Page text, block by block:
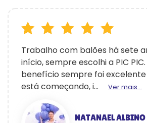
Trabalho com balões há sete
início, sempre escolhi a PIC
benefício sempre foi
está começando, i...
Ver mais...
NATANAEL ALBINO